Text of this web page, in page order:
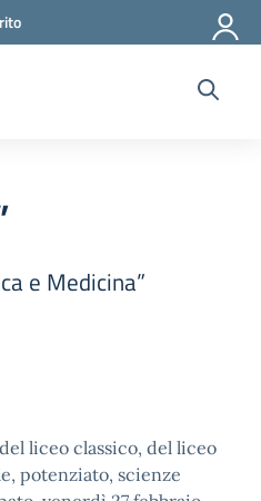
iniziale della scuola
e Medicina”
liceo classico, del liceo
potenziato, scienze